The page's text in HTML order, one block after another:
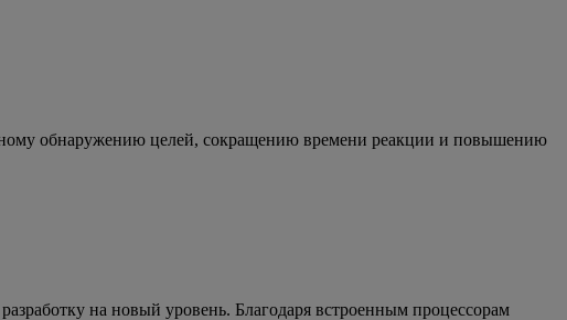
обнаружению целей, сокращению времени реакции и повышению
на новый уровень. Благодаря встроенным процессорам